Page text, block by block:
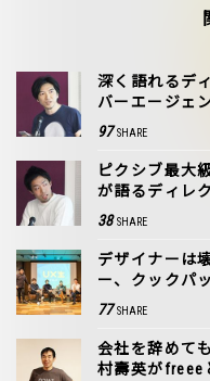
深く語れるデ
バーエージェ
97 SHARE
ピクシブ最大
が語るディレ
38 SHARE
デザイナーは
ー、クックパ
77 SHARE
会社を辞めて
村壽英がfreee